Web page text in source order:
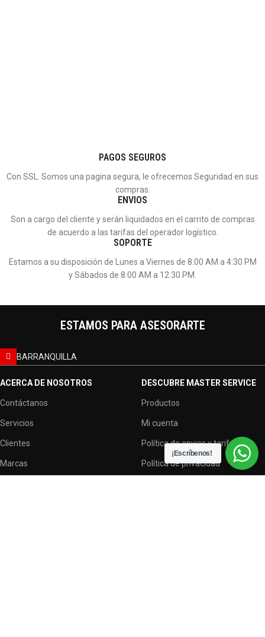
PAGOS SEGUROS
Con SSL. Somos una pagina segura, le ofrecemos Seguridad en sus
compras.
ENVIOS
Son a cargo del cliente y serán liquidados en el carrito de compras
de acuerdo a las tarifas del operador logístico.
SOPORTE
Estamos a su disposición de Lunes a Viernes de 8:00 AM a 4:30 PM
y Sábados de 8:00 AM a 12:30 PM.
ESTAMOS PARA ASESORARTE
BARRANQUILLA
ACERCA DE NOSOTROS
Contáctanos
Servicios
Clientes
Marcas
DESCUBRE MASTER SERVICE
Productos
Mi cuenta
Política de envios y tarifas
Política de privacidad
¡Escríbenos!